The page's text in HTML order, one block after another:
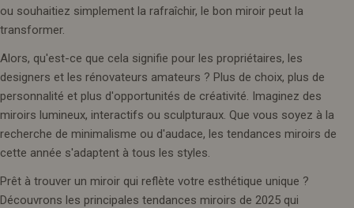
ou souhaitiez simplement la rafraîchir, le bon miroir peut la
transformer.
Alors, qu'est-ce que cela signifie pour les propriétaires, les
designers et les rénovateurs amateurs ? Plus de choix, plus de
personnalité et plus d'opportunités de créativité. Imaginez des
miroirs lumineux, interactifs ou sculpturaux. Que vous soyez à la
recherche de minimalisme ou d'audace, les tendances miroirs de
cette année s'adaptent à tous les styles.
Prêt à trouver un miroir qui reflète votre esthétique unique ?
Découvrons les principales tendances miroirs de 2025 qui